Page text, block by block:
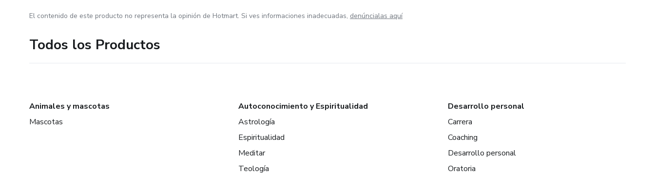
El contenido de este producto no representa la opinión de Hotmart. Si ves informaciones inadecuadas, denúncialas aquí
Todos los Productos
Animales y mascotas
Mascotas
Autoconocimiento y Espiritualidad
Astrología
Espiritualidad
Meditar
Teología
Desarrollo personal
Carrera
Coaching
Desarrollo personal
Oratoria